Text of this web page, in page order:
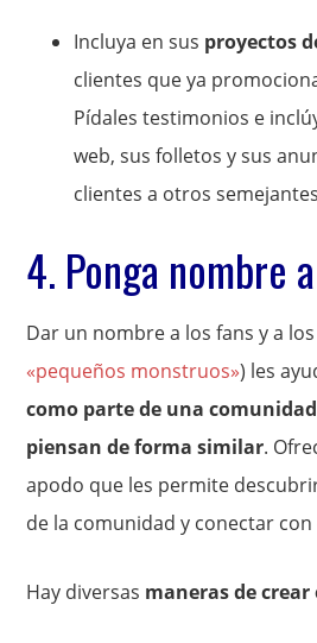
Incluya en sus proyectos
clientes que ya
Pídales testimonios e
web, sus folletos y sus
clientes a otros
4. Ponga nombre
Dar un nombre a los fans y a
«pequeños monstruos») les
como parte de una comunidad
piensan de forma similar.
apodo que les permite
de la comunidad y conectar con
Hay diversas maneras de